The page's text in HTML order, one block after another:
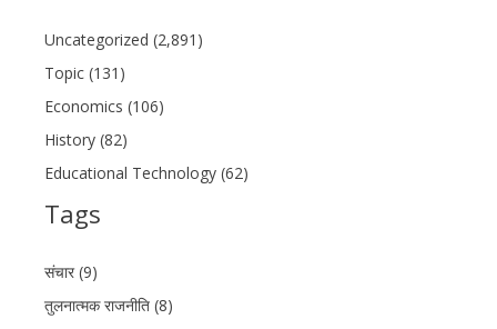
Uncategorized (2,891)
Topic (131)
Economics (106)
History (82)
Educational Technology (62)
Tags
संचार (9)
तुलनात्मक राजनीति (8)